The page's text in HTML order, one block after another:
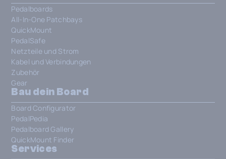
Pedalboards
All-In-One Patchbays
QuickMount
PedalSafe
Netzteile und Strom
Kabel und Verbindungen
Zubehör
Gear
Bau dein Board
Board Configurator
PedalPedia
Pedalboard Gallery
QuickMount Finder
Services